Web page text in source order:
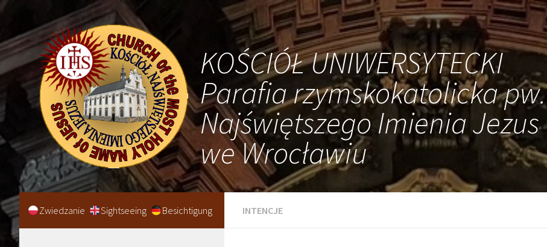
KOŚCIÓŁ UNIWERSYTECKI
Parafia rzymskokatolicka pw.
Najświętszego Imienia Jezus
we Wrocławiu
INTENCJE
Zwiedzanie Sightseeing Besichtigung